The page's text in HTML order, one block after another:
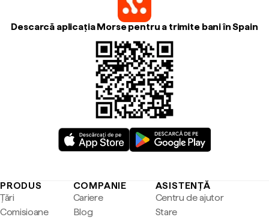
Descarcă aplicația Morse pentru a trimite bani în Spain
PRODUS
Țări
Comisioane
COMPANIE
Cariere
Blog
ASISTENȚĂ
Centru de ajutor
Stare